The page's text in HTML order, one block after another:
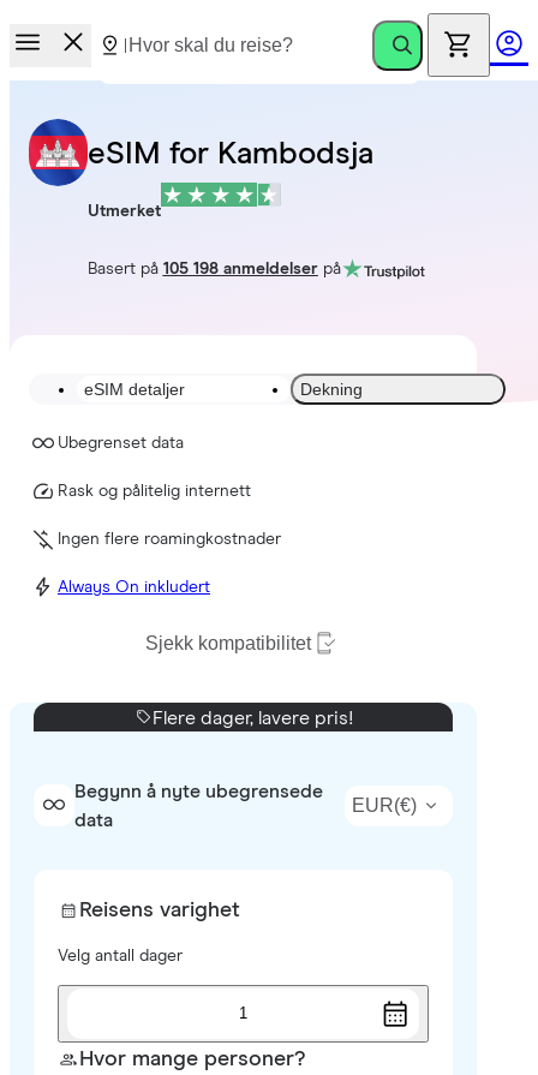
eSIM for Kambodsja
Utmerket
Basert på 105 198 anmeldelserpå
eSIM detaljer Dekning
Ubegrenset data
Rask og pålitelig internett
Ingen flere roamingkostnader
Always On inkludert
Sjekk kompatibilitet
Flere dager, lavere pris!
Begynn å nyte ubegrensede
data
EUR(€)
Reisens varighet
Velg antall dager
1
Hvor mange personer?